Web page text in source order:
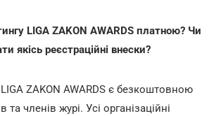
LIGA ZAKON AWARDS платною? Чи
якісь реєстраційні внески?
ZAKON AWARDS є безкоштовною
та членів журі. Усі організаційні